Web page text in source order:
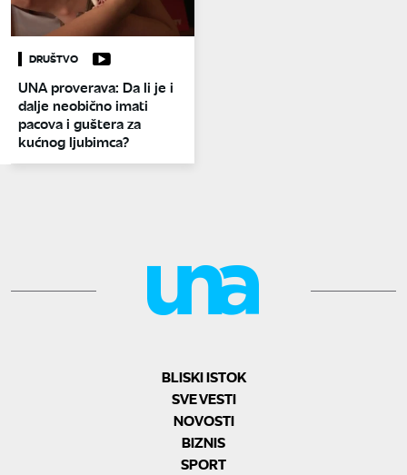
DRUŠTVO
UNA proverava: Da li je i
dalje neobično imati
pacova i guštera za
kućnog ljubimca?
BLISKI ISTOK
SVE VESTI
NOVOSTI
BIZNIS
SPORT